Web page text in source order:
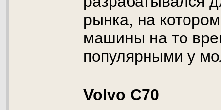
рынка, на
машины на то
популярными у
Volvo C70